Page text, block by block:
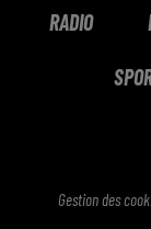
RADIO
Gestion des